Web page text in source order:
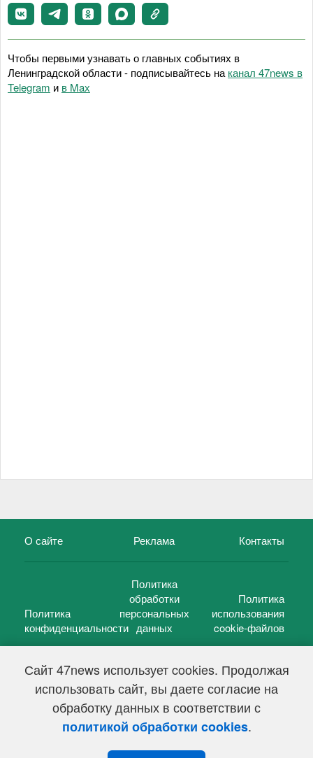
Сайт 47news использует cookies. Продолжая
использовать сайт, вы даете согласие на
обработку данных в соответствии с
политикой обработки cookies.
Чтобы первыми узнавать о главных событиях в
Ленинградской области - подписывайтесь на канал 47news в
Telegram и в Maх
О сайте Реклама Контакты
Политика
конфиденциальности
Политика
обработки
персональных
данных
Политика
использования
cookie-файлов
47 новостей (47 news)2005 — 2026 г.
Свидетельство о регистрации СМИ Эл № ФС 77-39848, выдано
Федеральной службой по надзору в сфере связи,
информационных технологий и массовых коммуникаций